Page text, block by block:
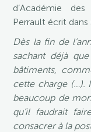
d’Académie
Perrault écrit dans
Dès la fin de
sachant déjà
bâtiments,
cette charge (…).
beaucoup de
qu’il faudrait
consacrer à la